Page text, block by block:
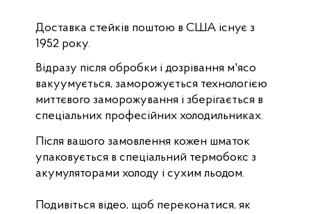
Доставка стейків поштою в США існує з
1952 року.
Після вашого замовлення кожен шматок
упаковується в спеціальний термобокс з
акумуляторами холоду і сухим льодом.
Подивіться відео, щоб переконатися, як
Відразу після обробки і дозрівання м'ясо
вакуумується, заморожується технологією
миттєвого заморожування і зберігається в
спеціальних професійних холодильниках.